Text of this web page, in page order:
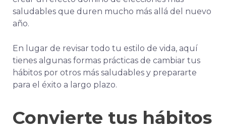
saludables que duren mucho más allá del nuevo
año.
En lugar de revisar todo tu estilo de vida, aquí
tienes algunas formas prácticas de cambiar tus
hábitos por otros más saludables y prepararte
para el éxito a largo plazo.
Convierte tus hábitos